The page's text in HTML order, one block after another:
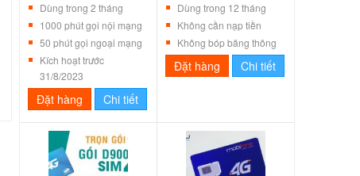
Dùng trong 2 tháng
1000 phút gọi nội mạng
50 phút gọi ngoại mạng
Kích hoạt trước
31/8/2023
Đặt hàng Chi tiết
Dùng trong 12 tháng
Không cần nạp tiền
Không bóp băng thông
Đặt hàng Chi tiết